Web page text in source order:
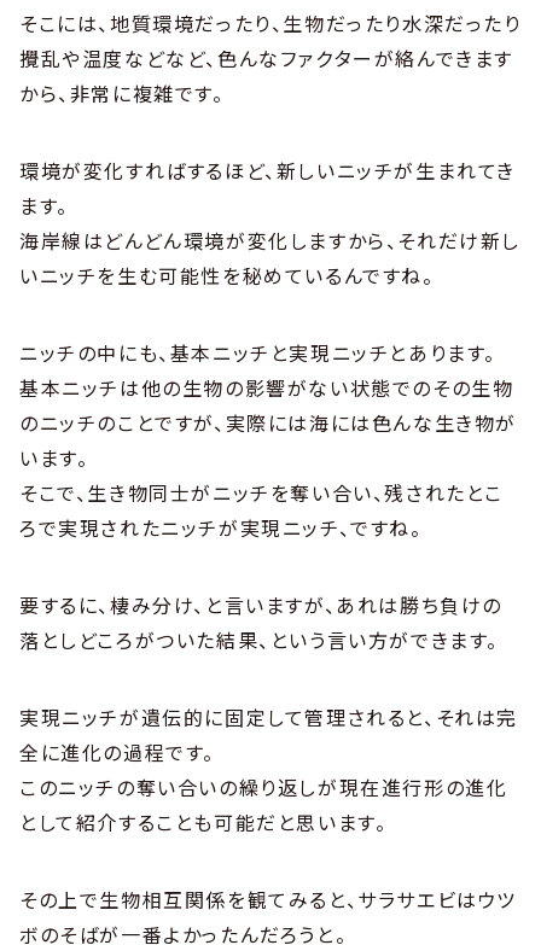
そこには、地質環境だったり、生物だったり水深だったり
攪乱や温度などなど、色んなファクターが絡んできます
から、非常に複雑です。
環境が変化すればするほど、新しいニッチが生まれてき
ます。
海岸線はどんどん環境が変化しますから、それだけ新し
いニッチを生む可能性を秘めているんですね。
ニッチの中にも、基本ニッチと実現ニッチとあります。
基本ニッチは他の生物の影響がない状態でのその生物
のニッチのことですが、実際には海には色んな生き物が
います。
そこで、生き物同士がニッチを奪い合い、残されたとこ
ろで実現されたニッチが実現ニッチ、ですね。
要するに、棲み分け、と言いますが、あれは勝ち負けの
落としどころがついた結果、という言い方ができます。
実現ニッチが遺伝的に固定して管理されると、それは完
全に進化の過程です。
このニッチの奪い合いの繰り返しが現在進行形の進化
として紹介することも可能だと思います。
その上で生物相互関係を観てみると、サラサエビはウツ
ボのそばが一番よかったんだろうと。